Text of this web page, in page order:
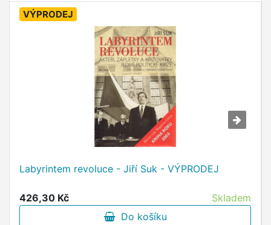
VÝPRODEJ
Labyrintem revoluce - Jiří Suk - VÝPRODEJ
426,30 Kč
Skladem
Do košíku